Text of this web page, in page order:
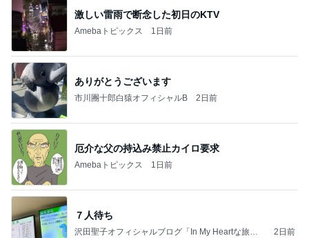
激しい雷雨で断念した初日のKTV
Amebaトピックス 1日前
ありがとうございます
市川團十郎白猿オフィシャルB 2日前
厄介な父の持込み禁止カイロ要求
Amebaトピックス 1日前
７人待ち
沢田聖子オフィシャルブログ「In My Heartな旅日
2日前